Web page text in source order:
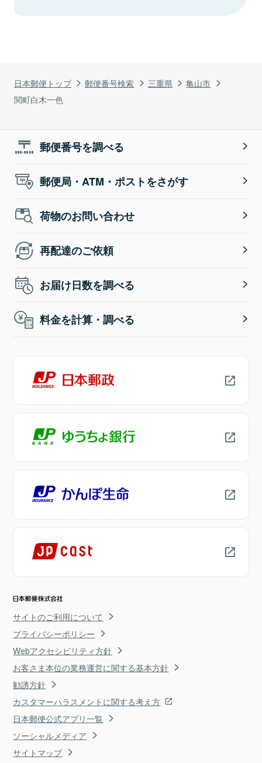
日本郵便トップ 郵便番号検索 三重県
亀山市
関町白木一色
郵便番号を調べる
郵便局・ATM・ポストをさがす
荷物のお問い合わせ
再配達のご依頼
お届け日数を調べる
料金を計算・調べる
サイトのご利用について
プライバシーポリシー
Webアクセシビリティ方針
お客さま本位の業務運営に関する基本方針
勧誘方針
カスタマーハラスメントに関する考え方
日本郵便公式アプリ一覧
ソーシャルメディア
サイトマップ